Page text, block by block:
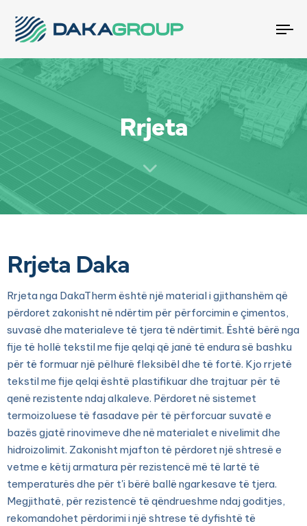
Rrjeta
Rrjeta Daka
Rrjeta nga DakaTherm është një material i gjithanshëm që
përdoret zakonisht në ndërtim për përforcimin e çimentos,
suvasë dhe materialeve të tjera të ndërtimit. Është bërë nga
fije të hollë tekstil me fije qelqi që janë të endura së bashku
për të formuar një pëlhurë fleksibël dhe të fortë. Kjo rrjetë
tekstil me fije qelqi është plastifikuar dhe trajtuar për të
qenë rezistente ndaj alkaleve. Përdoret në sistemet
termoizoluese të fasadave për të përforcuar suvatë e
bazës gjatë rinovimeve dhe në materialet e nivelimit dhe
hidroizolimit. Zakonisht mjafton të përdoret një shtresë e
vetme e këtij armatura për rezistencë më të lartë të
temperaturës dhe për t'i bërë ballë ngarkesave të tjera.
Megjithatë, për rezistencë të qëndrueshme ndaj goditjes,
rekomandohet përdorimi i një shtrese të dyfishtë të